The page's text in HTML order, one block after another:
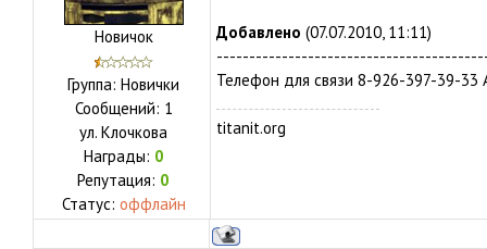
Новичок
Группа: Новички
Сообщений: 1
ул. Клочкова
Награды: 0
Репутация: 0
Статус: оффлайн
Добавлено (07.07.2010, 11:11)
Телефон для связи 8-926-397-39-33
titanit.org